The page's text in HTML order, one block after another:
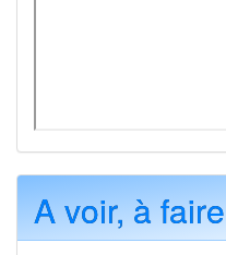
A voir, à faire